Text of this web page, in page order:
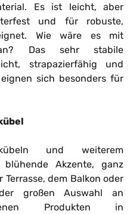
Es ist leicht, aber
und für robuste,
Wie wäre es mit
Das sehr stabile
strapazierfähig und
sich besonders für
und weiterem
Akzente, ganz
dem Balkon oder
großen Auswahl an
Produkten in